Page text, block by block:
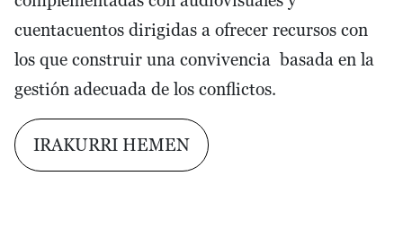
cuentacuentos dirigidas a ofrecer recursos con
los que construir una convivencia basada en la
gestión adecuada de los conflictos.
IRAKURRI HEMEN